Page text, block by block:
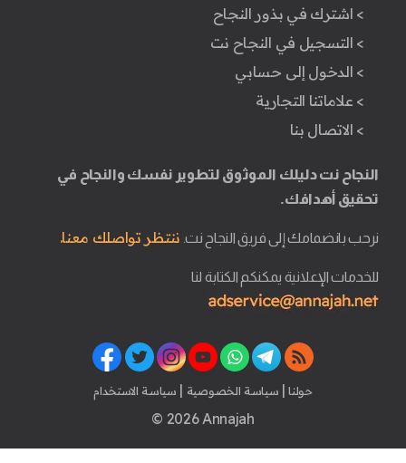
> اشترك في بذور النجاح
> التسجيل في النجاح نت
> الدخول إلى حسابي
> علاماتنا التجارية
> الاتصال بنا
النجاح نت دليلك الموثوق لتطوير نفسك والنجاح في
تحقيق أهدافك.
نرحب بانضمامك إلى فريق النجاح نت. ننتظر تواصلك معنا.
للخدمات الإعلانية يمكنكم الكتابة لنا
حولنا | سياسة الخصوصية | سياسة الاستخدام
© 2026 Annajah